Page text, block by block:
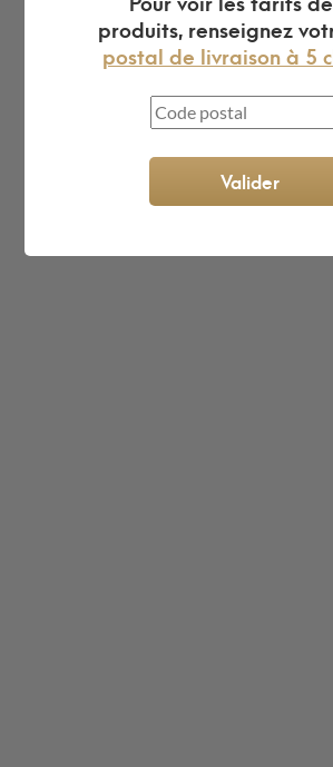
L'expert du gravier
King Matériaux, entreprise familiale
produits, renseignez
postal de livraison à 5
Valider